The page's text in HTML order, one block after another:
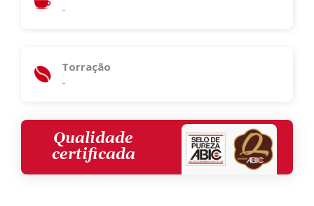
-
Torração
-
Qualidade
certificada